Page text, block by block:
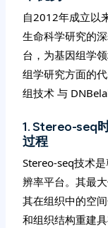
自2012年成立以
生命科学研究的
台，为基因组学
组学研究方面的
组技术 与
1. Stereo-seq
过程
Stereo-seq技术
辨率平台。其最
其在组织中的空
和组织结构重建